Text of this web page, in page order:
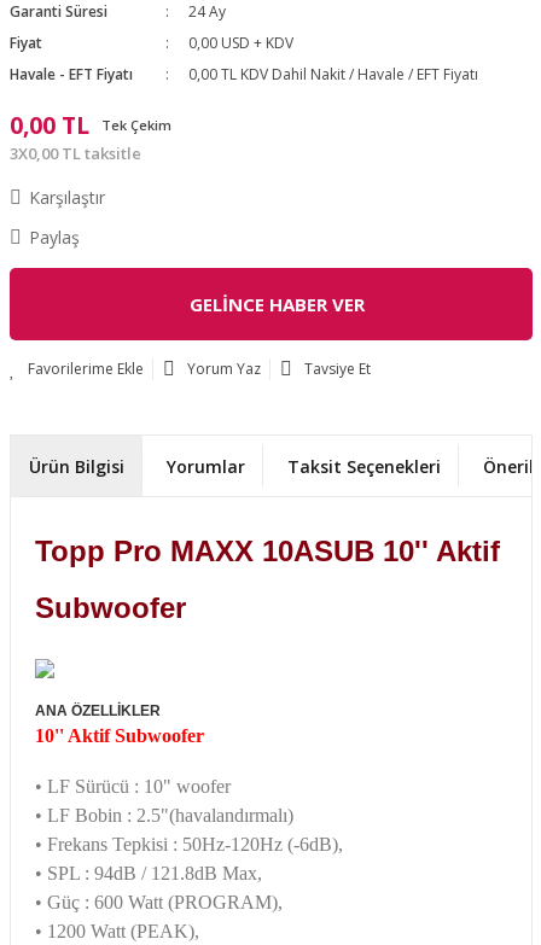
Garanti Süresi
24 Ay
Fiyat
0,00 USD + KDV
Havale - EFT Fiyatı
0,00 TL KDV Dahil Nakit / Havale / EFT Fiyatı
0,00 TL Tek Çekim
3X0,00 TL taksitle
Karşılaştır
Paylaş
GELİNCE HABER VER
Yorum Yaz Tavsiye Et
Ürün Bilgisi Yorumlar Taksit Seçenekleri
Topp Pro MAXX 10ASUB 10'' Aktif
Subwoofer
ANA ÖZELLİKLER
10'' Aktif Subwoofer
• LF Sürücü : 10" woofer
• LF Bobin : 2.5"(havalandırmalı)
• Frekans Tepkisi : 50Hz-120Hz (-6dB),
• SPL : 94dB / 121.8dB Max,
• Güç : 600 Watt (PROGRAM),
• 1200 Watt (PEAK),